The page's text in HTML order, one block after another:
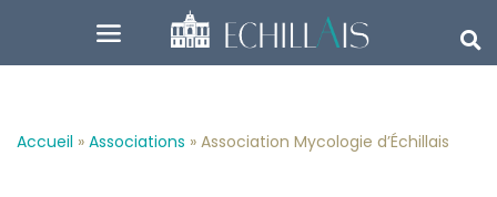
Accueil » Associations » Association Mycologie d’Échillais